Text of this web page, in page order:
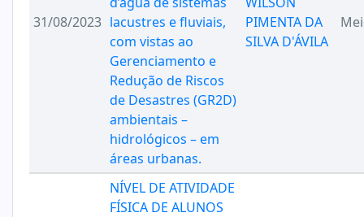
31/08/2023 lacustres e fluviais,
com vistas ao
Gerenciamento e
Redução de Riscos
de Desastres (GR2D)
ambientais –
hidrológicos – em
áreas urbanas.
PIMENTA DA
SILVA D'ÁVILA
NÍVEL DE ATIVIDADE
FÍSICA DE ALUNOS